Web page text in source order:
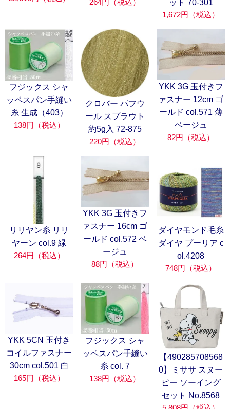
264円（税込）
ット 70-301
1,672円（税込）
フジックス シャ
ッペスパン手縫い
糸 生成（403）
138円（税込）
クロバー パフウ
ール スプラウト
約5g入 72-875
220円（税込）
YKK 3G 玉付きフ
ァスナー 12cm ゴ
ールド col.571 薄
ベージュ
82円（税込）
リリヤン糸 リリ
ヤーン col.9 緑
264円（税込）
YKK 3G 玉付きフ
ァスナー 16cm ゴ
ールド col.572 ベ
ージュ
88円（税込）
ダイヤモンド毛糸
ダイヤ プーリア c
ol.4208
748円（税込）
YKK 5CN 玉付き
コイルファスナー
30cm col.501 白
165円（税込）
フジックス シャ
ッペスパン手縫い
糸 col. 7
138円（税込）
【490285708568
0】ミササ スヌー
ピー ソーイング
セット No.8568